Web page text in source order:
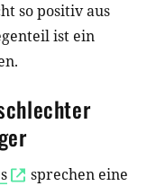
so positiv aus
ist ein
sprechen eine